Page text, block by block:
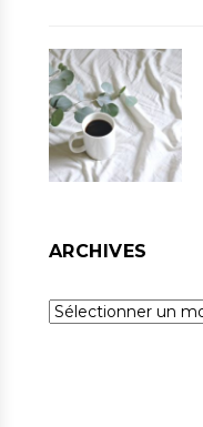
ARCHIVES
Archives